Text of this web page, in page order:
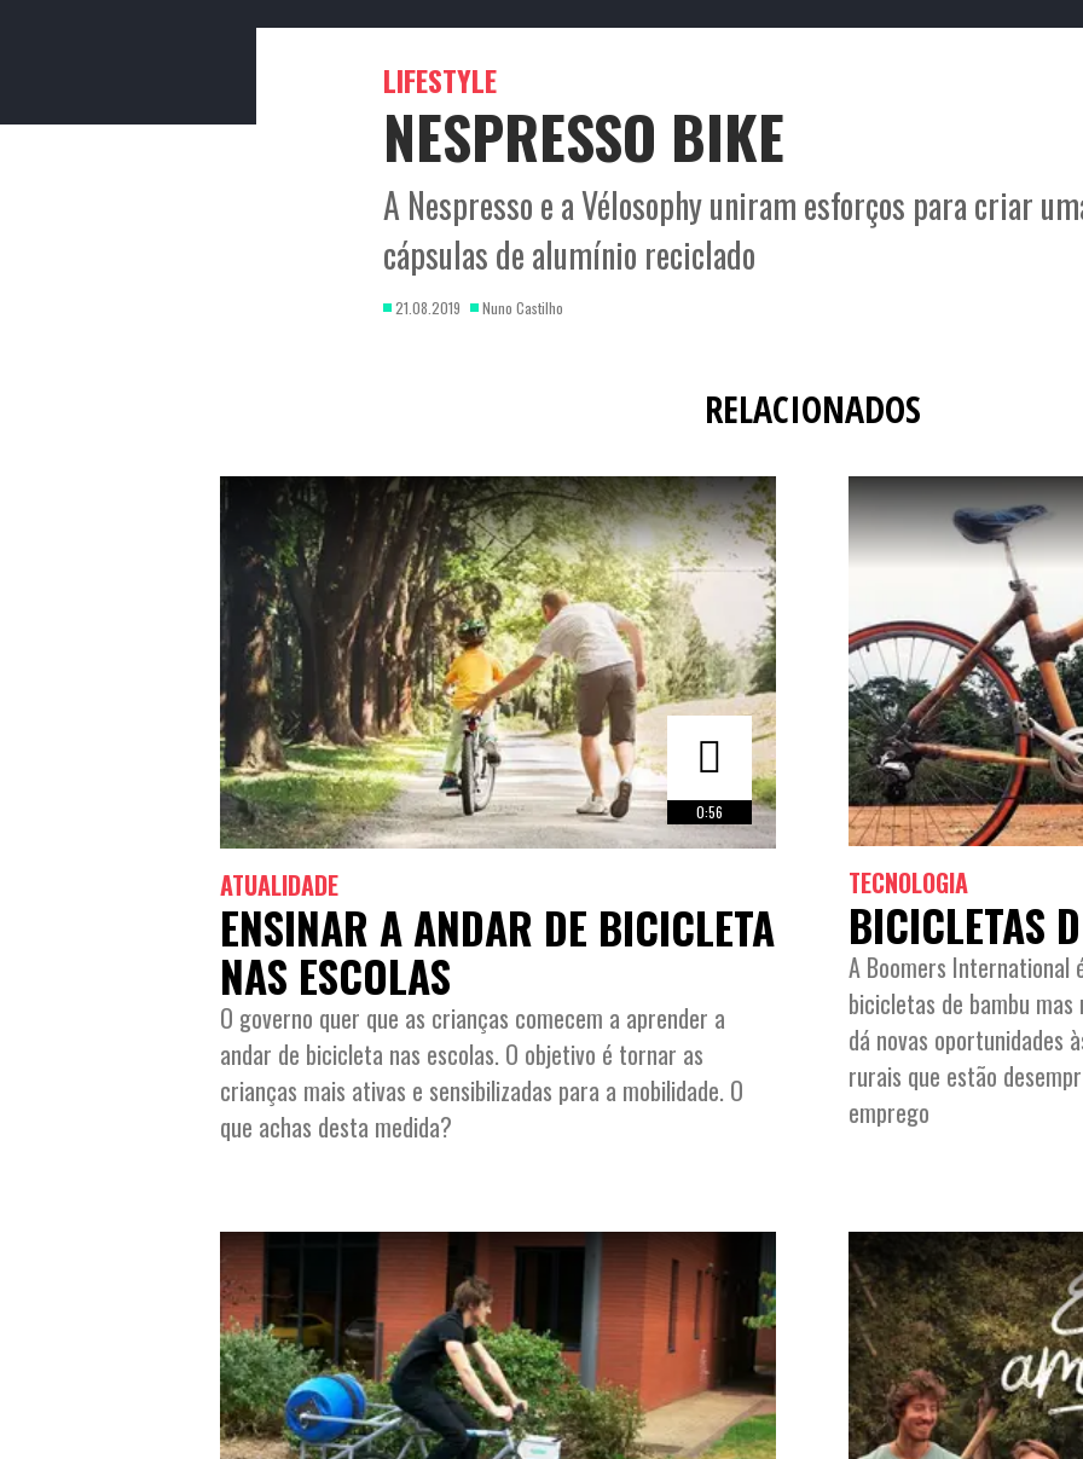
LIFESTYLE
NESPRESSO BIKE
A Nespresso e a Vélosophy uniram esforços para criar
cápsulas de alumínio reciclado
21.08.2019 Nuno Castilho
RELACIONADOS
0:56
ATUALIDADE
ENSINAR A ANDAR DE BICICLETA
NAS ESCOLAS
O governo quer que as crianças comecem a aprender a
andar de bicicleta nas escolas. O objetivo é tornar as
crianças mais ativas e sensibilizadas para a mobilidade. O
que achas desta medida?
TECNOLOGIA
BICICLETAS
A Boomers International
bicicletas de bambu
dá novas oportunidades
rurais que estão
emprego
ATUALIDADE